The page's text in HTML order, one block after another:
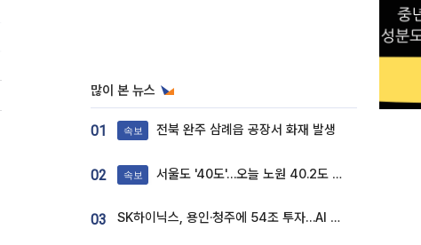
많이 본 뉴스
01 속보 전북 완주 삼례읍 공장서 화재 발생
02 속보 서울도 '40도'…오늘 노원 40.2도 기록
03 SK하이닉스, 용인·청주에 54조 투자…AI 메모리 생산기지 키운다